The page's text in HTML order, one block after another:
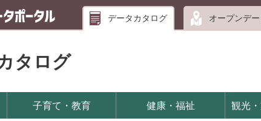
データカタログ オープンデ
タログ
子育て・教育 健康・福祉 観光